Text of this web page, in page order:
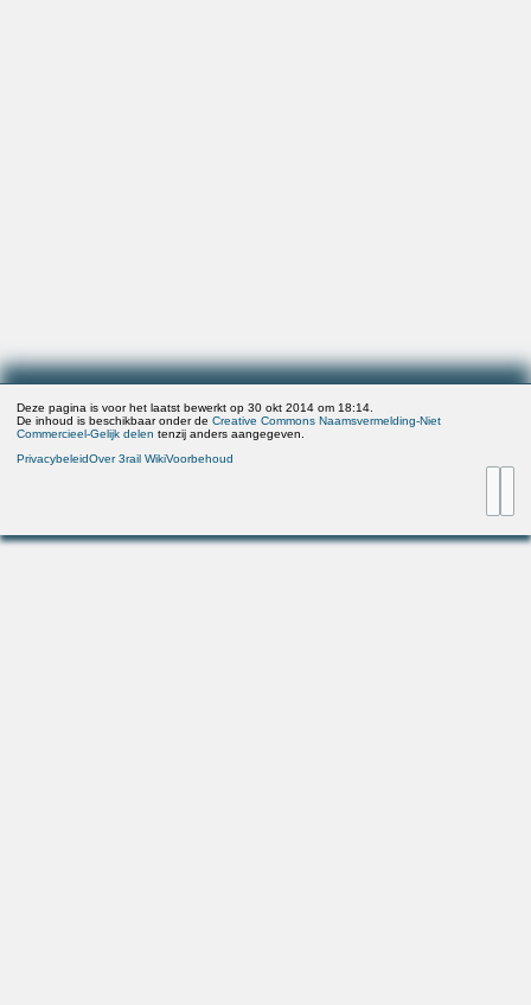
Deze pagina is voor het laatst bewerkt op 30 okt 2014 om 18:14.
De inhoud is beschikbaar onder deCreative Commons Naamsvermelding-Niet
Commercieel-Gelijk delen tenzij anders aangegeven.
PrivacybeleidOver 3rail WikiVoorbehoud